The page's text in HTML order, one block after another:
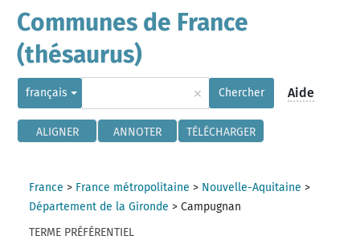
Communes de France
(thésaurus)
français × Chercher Aide
ALIGNER ANNOTER TÉLÉCHARGER
France > France métropolitaine > Nouvelle-Aquitaine >
Département de la Gironde >Campugnan
TERME PRÉFÉRENTIEL